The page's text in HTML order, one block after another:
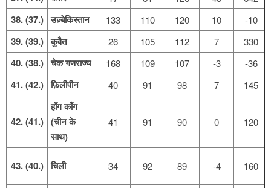
38. (37.) उज़्बेकिस्तान 133 110 120 10 -10
39. (39.) कुवैत 26 105 112 7 330
40. (38.) चेक गणराज्य 168 109 107 -3 -36
41. (42.) फ़िलीपीन 40 91 98 7 145
42. (41.)
हाँग काँग
(चीन के
साथ)
41 91 90 0 120
43. (40.) चिली 34 92 89 -4 160